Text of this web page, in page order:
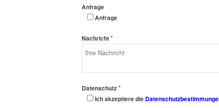
Anfrage
Anfrage
Nachricht*
Datenschutz*
Ich akzeptiere die